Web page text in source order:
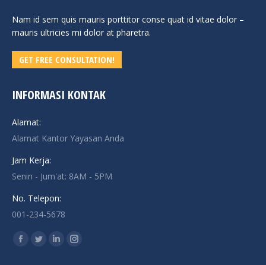
Nam id sem quis mauris porttitor conse quat id vitae dolor –
mauris ultricies mi dolor at pharetra.
GET FREE CONSULTATION!
INFORMASI KONTAK
Alamat:
Alamat Kantor Yayasan Anda
Jam Kerja:
Senin - Jum'at: 8AM - 5PM
No. Telepon:
001-234-5678
Find us on:
Facebook
TwitterLinkedinInstagram